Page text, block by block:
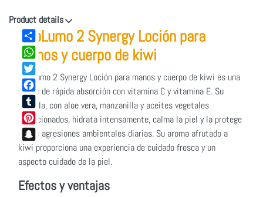
Share
WhatsApp
Twitter
Facebook
Tumblr
Pinterest
Snapchat
Product details
NeoLumo 2 Synergy Loción para
manos y cuerpo de kiwi
NeoLumo 2 Synergy Loción para manos y cuerpo de kiwi es una
loción de rápida absorción con vitamina C y vitamina E. Su
fórmula, con aloe vera, manzanilla y aceites vegetales
seleccionados, hidrata intensamente, calma la piel y la protege
de las agresiones ambientales diarias. Su aroma afrutado a
kiwi proporciona una experiencia de cuidado fresca y un
aspecto cuidado de la piel.
Efectos y ventajas